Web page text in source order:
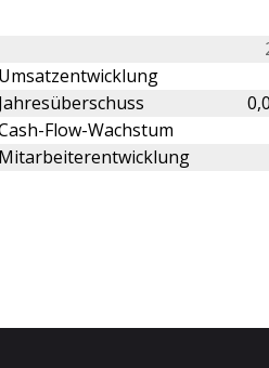
Umsatzentwicklung
Jahresüberschuss
Flow-Wachstum
Mitarbeiterentwicklung